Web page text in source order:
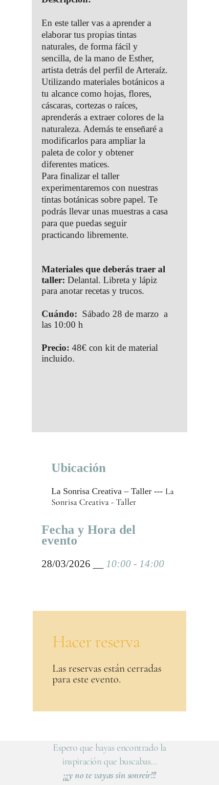
En este taller vas a aprender a
elaborar tus propias tintas
naturales, de forma fácil y
sencilla, de la mano de Esther,
artista detrás del perfil de Arteraíz.
Utilizando materiales botánicos a
tu alcance como hojas, flores,
cáscaras, cortezas o raíces,
aprenderás a extraer colores de la
naturaleza. Además te enseñaré a
modificarlos para ampliar la
paleta de color y obtener
diferentes matices.
Para finalizar el taller
experimentaremos con nuestras
tintas botánicas sobre papel. Te
podrás llevar unas muestras a casa
para que puedas seguir
practicando libremente.
Materiales que deberás traer al
taller: Delantal. Libreta y lápiz
para anotar recetas y trucos.
Cuándo: Sábado 28 de marzo a
las 10:00 h
Precio: 48€ con kit de material
incluido.
Ubicación
La Sonrisa Creativa – Taller --- La
Sonrisa Creativa - Taller
Fecha y Hora del
evento
28/03/2026 __ 10:00 - 14:00
Hacer reserva
Las reservas están cerradas
para este evento.
Espero que hayas encontrado la
inspiración que buscabas…
¡¡¡y no te vayas sin sonreír!!!